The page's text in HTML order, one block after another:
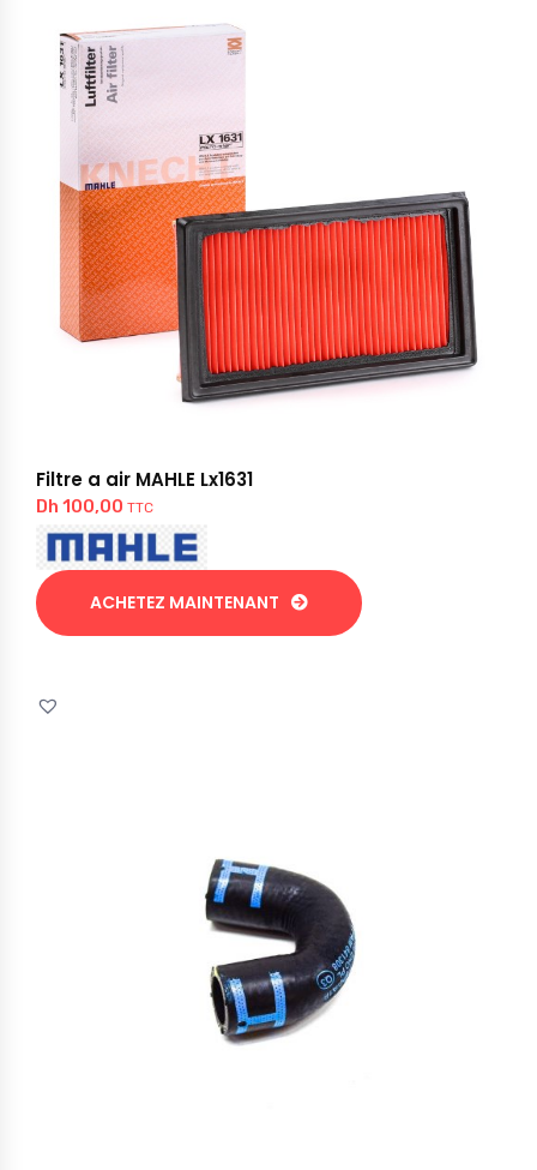
Filtre a air MAHLE Lx1631
Dh 100,00 TTC
ACHETEZ MAINTENANT